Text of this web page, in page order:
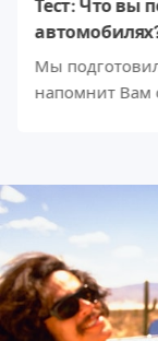
Тест: Что вы
Мы
напомнит Вам